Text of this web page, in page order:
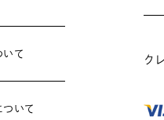
いて
いて
ク